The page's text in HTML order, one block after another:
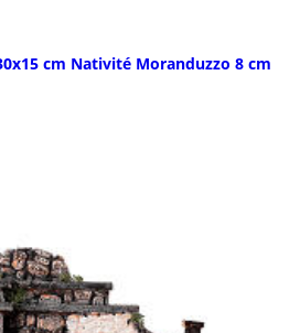
cm Nativité Moranduzzo 8 cm